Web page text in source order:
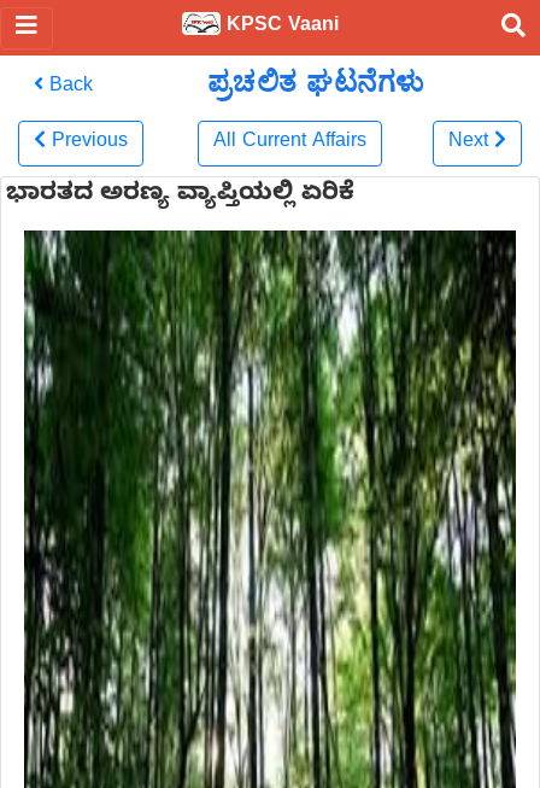
KPSC Vaani
Back ಪ್ರಚಲಿತ ಘಟನೆಗಳು
Previous All Current Affairs Next
ಭಾರತದ ಅರಣ್ಯ ವ್ಯಾಪ್ತಿಯಲ್ಲಿ ಏರಿಕೆ